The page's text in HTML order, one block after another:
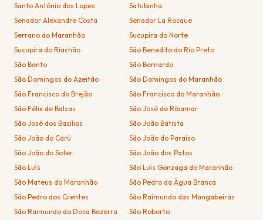
Santo Antônio dos Lopes
Satubinha
Senador Alexandre Costa
Senador La Rocque
Serrano do Maranhão
Sucupira do Norte
Sucupira do Riachão
São Benedito do Rio Preto
São Bento
São Bernardo
São Domingos do Azeitão
São Domingos do Maranhão
São Francisco do Brejão
São Francisco do Maranhão
São Félix de Balsas
São José de Ribamar
São José dos Basílios
São João Batista
São João do Carú
São João do Paraíso
São João do Soter
São João dos Patos
São Luís
São Luís Gonzaga do Maranhão
São Mateus do Maranhão
São Pedro da Água Branca
São Pedro dos Crentes
São Raimundo das Mangabeiras
São Raimundo do Doca Bezerra
São Roberto